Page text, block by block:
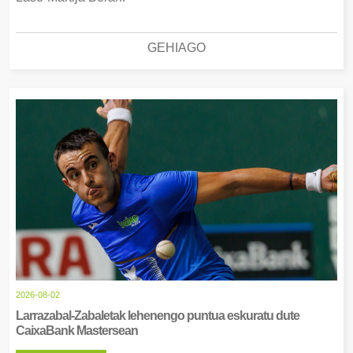
GEHIAGO
2026-08-02
Larrazabal-Zabaletak lehenengo puntua eskuratu dute
CaixaBank Mastersean